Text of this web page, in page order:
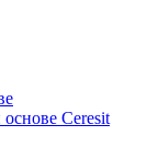
Ceresit